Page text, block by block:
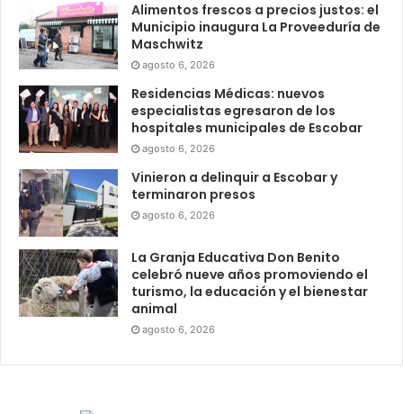
Alimentos frescos a precios justos: el
Municipio inaugura La Proveeduría de
Maschwitz
agosto 6, 2026
Residencias Médicas: nuevos
especialistas egresaron de los
hospitales municipales de Escobar
agosto 6, 2026
Vinieron a delinquir a Escobar y
terminaron presos
agosto 6, 2026
La Granja Educativa Don Benito
celebró nueve años promoviendo el
turismo, la educación y el bienestar
animal
agosto 6, 2026